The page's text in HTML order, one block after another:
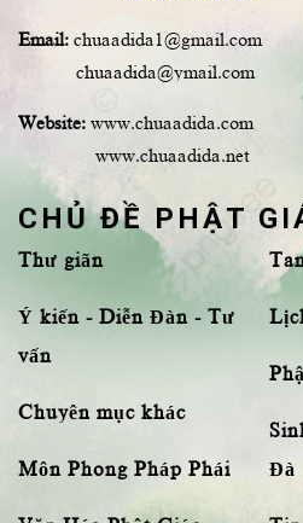
Email: chuaadida1@gmail.com
chuaadida@ymail.com
Website: www.chuaadida.com
www.chuaadida.net
CHỦ ĐỀ PHẬT
Thư giãn
Ý kiến - Diễn Đàn - Tư
vấn
Chuyên mục khác
Môn Phong Pháp Phái
Đà